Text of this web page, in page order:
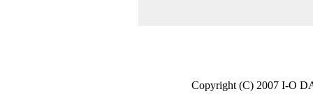
Copyright (C) 2007 I-O